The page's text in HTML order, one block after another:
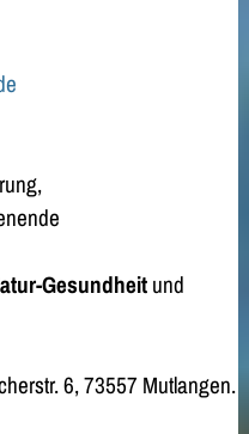
Gesundheitund
6, 73557 Mutlangen.